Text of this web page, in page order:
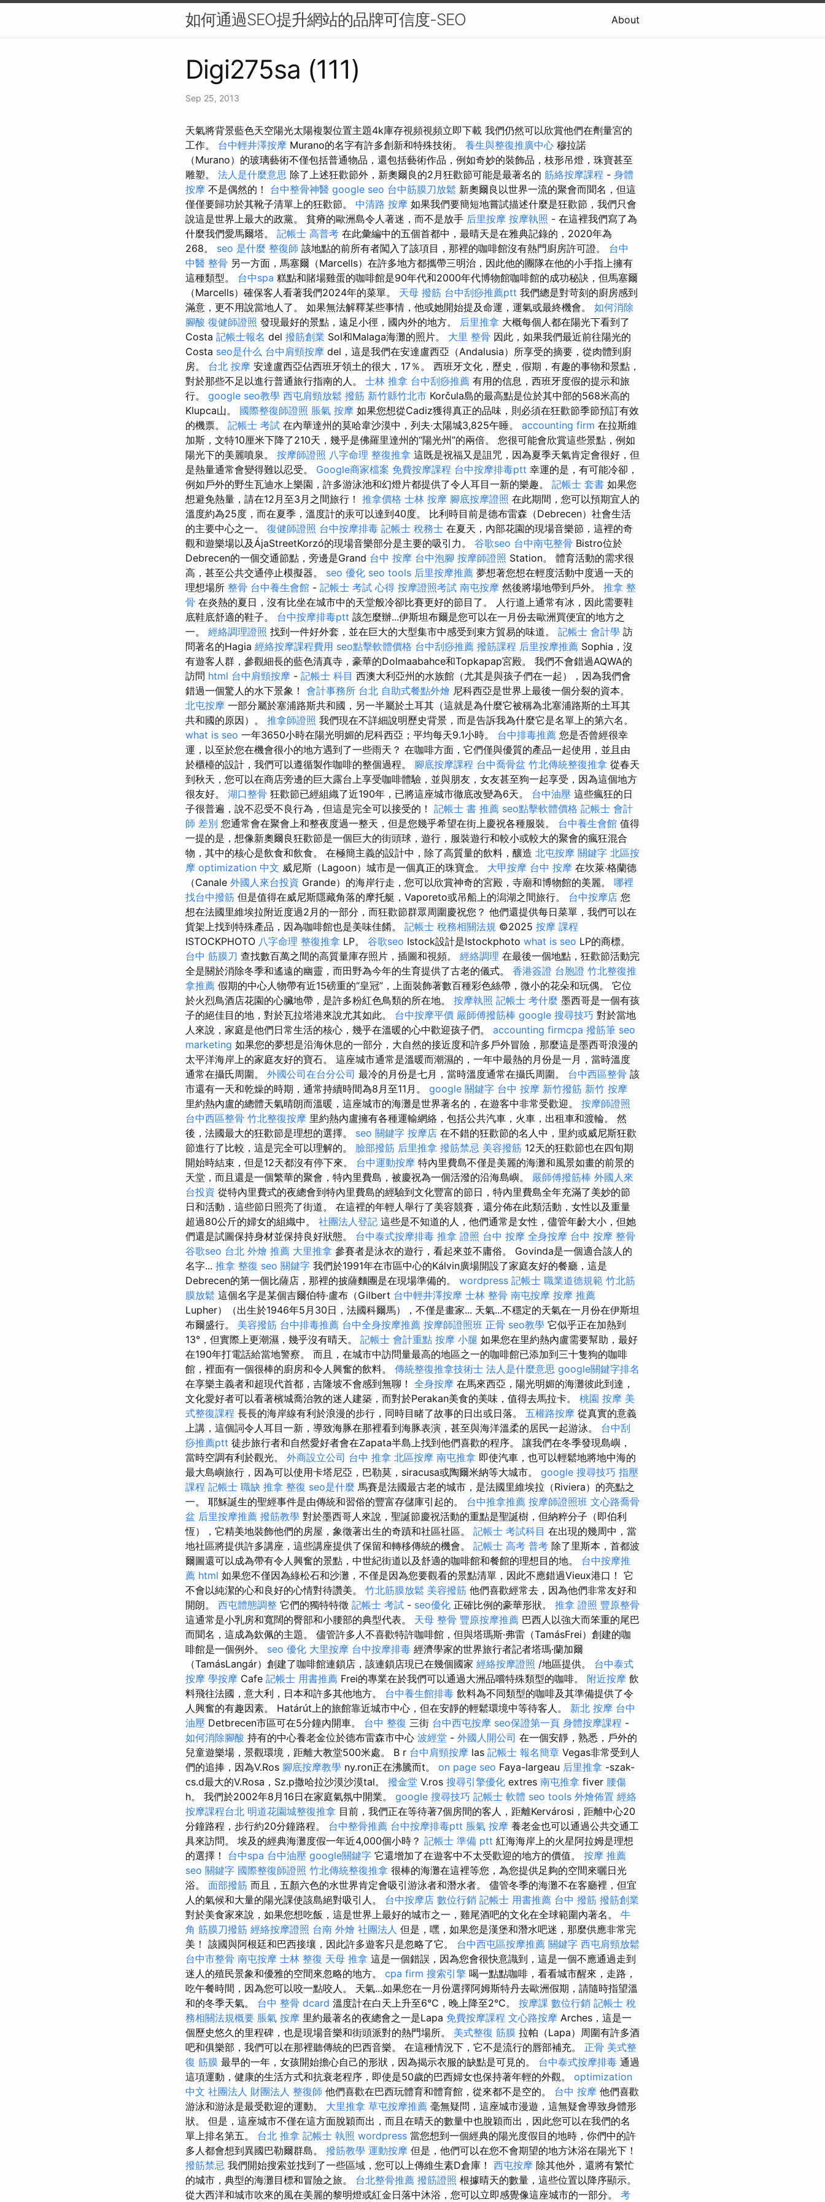
如何通過SEO提升網站的品牌可信度-SEO About
Digi275sa (111)
Sep 25, 2013
天氣將背景藍色天空陽光太陽複製位置主題4k庫存視頻視頻立即下載 我們仍然可以欣賞他們在劑量宮的
工作。 台中輕井澤按摩 Murano的名字有許多創新和特殊技術。 養生與整復推廣中心 穆拉諾
（Murano）的玻璃藝術不僅包括普通物品，還包括藝術作品，例如奇妙的裝飾品，枝形吊燈，珠寶甚至
雕塑。 法人是什麼意思 除了上述狂歡節外，新奧爾良的2月狂歡節可能是最著名的 筋絡按摩課程 - 身體
按摩 不是偶然的！ 台中整骨神醫 google seo 台中筋膜刀放鬆 新奧爾良以世界一流的聚會而聞名，但這
僅僅要歸功於其靴子清單上的狂歡節。 中清路 按摩 如果我們要簡短地嘗試描述什麼是狂歡節，我們只會
說這是世界上最大的政黨。 貧瘠的歐洲島令人著迷，而不是放手 后里按摩 按摩執照 - 在這裡我們寫了為
什麼我們愛馬爾塔。 記帳士 高普考 在此彙編中的五個首都中，最晴天是在雅典記錄的，2020年為
268。 seo 是什麼 整復師 該地點的前所有者闖入了該項目，那裡的咖啡館沒有熱門廚房許可證。 台中
中醫 整骨 另一方面，馬塞爾（Marcells）在許多地方都攜帶三明治，因此他的團隊在他的小手指上擁有
這種類型。 台中spa 糕點和賭場雞蛋的咖啡館是90年代和2000年代博物館咖啡館的成功秘訣，但馬塞爾
（Marcells）確保客人看著我們2024年的菜單。 天母 撥筋 台中刮痧推薦ptt 我們總是對苛刻的廚房感到
滿意，更不用說當地人了。 如果無法解釋某些事情，他或她開始提及命運，運氣或最終機會。 如何消除
腳酸 復健師證照 發現最好的景點，遠足小徑，國內外的地方。 后里推拿 大概每個人都在陽光下看到了
Costa 記帳士報名 del 撥筋創業 Sol和Malaga海灘的照片。 大里 整骨 因此，如果我們最近前往陽光的
Costa seo是什么 台中肩頸按摩 del，這是我們在安達盧西亞（Andalusia）所享受的摘要，從肉體到廚
房。 台北 按摩 安達盧西亞佔西班牙領土的很大，17％。 西班牙文化，歷史，假期，有趣的事物和景點，
對於那些不足以進行普通旅行指南的人。 士林 推拿 台中刮痧推薦 有用的信息，西班牙度假的提示和旅
行。 google seo教學 西屯肩頸放鬆 撥筋 新竹縣竹北市 Korčula島的最高點是位於其中部的568米高的
Klupca山。 國際整復師證照 脹氣 按摩 如果您想從Cadiz獲得真正的品味，則必須在狂歡節季節預訂有效
的機票。 記帳士 考試 在內華達州的莫哈韋沙漠中，列夫·太陽城3,825午睡。 accounting firm 在拉斯維
加斯，文特10厘米下降了210天，幾乎是佛羅里達州的“陽光州”的兩倍。 您很可能會欣賞這些景點，例如
陽光下的美麗噴泉。 按摩師證照 八字命理 整復推拿 這既是祝福又是詛咒，因為夏季天氣肯定會很好，但
是熱量通常會變得難以忍受。 Google商家檔案 免費按摩課程 台中按摩排毒ptt 幸運的是，有可能冷卻，
例如戶外的野生瓦迪水上樂園，許多游泳池和幻燈片都提供了令人耳目一新的樂趣。 記帳士 套書 如果您
想避免熱量，請在12月至3月之間旅行！ 推拿價格 士林 按摩 腳底按摩證照 在此期間，您可以預期宜人的
溫度約為25度，而在夏季，溫度計的汞可以達到40度。 比利時目前是德布雷森（Debrecen）社會生活
的主要中心之一。 復健師證照 台中按摩排毒 記帳士 稅務士 在夏天，內部花園的現場音樂節，這裡的奇
觀和遊樂場以及ÁjaStreetKorzó的現場音樂部分是主要的吸引力。 谷歌seo 台中南屯整骨 Bistro位於
Debrecen的一個交通節點，旁邊是Grand 台中 按摩 台中泡腳 按摩師證照 Station。 體育活動的需求很
高，甚至公共交通停止模擬器。 seo 優化 seo tools 后里按摩推薦 夢想著您想在輕度活動中度過一天的
理想場所 整骨 台中養生會館 - 記帳士 考試 心得 按摩證照考試 南屯按摩 然後將場地帶到戶外。 推拿 整
骨 在炎熱的夏日，沒有比坐在城市中的天堂般冷卻比賽更好的節目了。 人行道上通常有冰，因此需要鞋
底鞋底舒適的鞋子。 台中按摩排毒ptt 該怎麼辦...伊斯坦布爾是您可以在一月份去歐洲買便宜的地方之
一。 經絡調理證照 找到一件好外套，並在巨大的大型集市中感受到東方貿易的味道。 記帳士 會計學 訪
問著名的Hagia 經絡按摩課程費用 seo點擊軟體價格 台中刮痧推薦 撥筋課程 后里按摩推薦 Sophia，沒
有遊客人群，參觀細長的藍色清真寺，豪華的Dolmaabahce和Topkapap宮殿。 我們不會錯過AQWA的
訪問 html 台中肩頸按摩 - 記帳士 科目 西澳大利亞州的水族館（尤其是與孩子們在一起），因為我們會
錯過一個驚人的水下景象！ 會計事務所 台北 自助式餐點外燴 尼科西亞是世界上最後一個分裂的資本。
北屯按摩 一部分屬於塞浦路斯共和國，另一半屬於土耳其（這就是為什麼它被稱為北塞浦路斯的土耳其
共和國的原因）。 推拿師證照 我們現在不詳細說明歷史背景，而是告訴我為什麼它是名單上的第六名。
what is seo 一年3650小時在陽光明媚的尼科西亞；平均每天9.1小時。 台中排毒推薦 您是否曾經很幸
運，以至於您在機會很小的地方遇到了一些雨天？ 在咖啡方面，它們僅與優質的產品一起使用，並且由
於櫃檯的設計，我們可以遵循製作咖啡的整個過程。 腳底按摩課程 台中喬骨盆 竹北傳統整復推拿 從春天
到秋天，您可以在商店旁邊的巨大露台上享受咖啡體驗，並與朋友，女友甚至狗一起享受，因為這個地方
很友好。 湖口整骨 狂歡節已經組織了近190年，已將這座城市徹底改變為6天。 台中油壓 這些瘋狂的日
子很普遍，說不忍受不良行為，但這是完全可以接受的！ 記帳士 書 推薦 seo點擊軟體價格 記帳士 會計
師 差別 您通常會在聚會上和整夜度過一整天，但是您幾乎希望在街上慶祝各種服裝。 台中養生會館 值得
一提的是，想像新奧爾良狂歡節是一個巨大的街頭球，遊行，服裝遊行和較小或較大的聚會的瘋狂混合
物，其中的核心是飲食和飲食。 在極簡主義的設計中，除了高質量的飲料，釀造 北屯按摩 關鍵字 北區按
摩 optimization 中文 威尼斯（Lagoon）城市是一個真正的珠寶盒。 大甲按摩 台中 按摩 在坎萊·格蘭德
（Canale 外國人來台投資 Grande）的海岸行走，您可以欣賞神奇的宮殿，寺廟和博物館的美麗。 哪裡
找台中撥筋 但是值得在威尼斯隱藏角落的摩托艇，Vaporeto或吊船上的潟湖之間旅行。 台中按摩店 您
想在法國里維埃拉附近度過2月的一部分，而狂歡節群眾周圍慶祝您？ 他們還提供每日菜單，我們可以在
貨架上找到特殊產品，因為咖啡館也是美味佳餚。 記帳士 稅務相關法規 ©2025 按摩 課程
ISTOCKPHOTO 八字命理 整復推拿 LP。 谷歌seo Istock設計是Istockphoto what is seo LP的商標。
台中 筋膜刀 查找數百萬之間的高質量庫存照片，插圖和視頻。 經絡調理 在最後一個地點，狂歡節活動完
全是關於消除冬季和遙遠的幽靈，而田野為今年的生育提供了古老的儀式。 香港簽證 台胞證 竹北整復推
拿推薦 假期的中心人物帶有近15磅重的“皇冠”，上面裝飾著數百種彩色絲帶，微小的花朵和玩偶。 它位
於火烈鳥酒店花園的心臟地帶，是許多粉紅色鳥類的所在地。 按摩執照 記帳士 考什麼 墨西哥是一個有孩
子的絕佳目的地，對於瓦拉塔港來說尤其如此。 台中按摩平價 嚴師傅撥筋棒 google 搜尋技巧 對於當地
人來說，家庭是他們日常生活的核心，幾乎在溫暖的心中歡迎孩子們。 accounting firmcpa 撥筋筆 seo
marketing 如果您的夢想是沿海休息的一部分，大自然的接近度和許多戶外冒險，那麼這是墨西哥浪漫的
太平洋海岸上的家庭友好的寶石。 這座城市通常是溫暖而潮濕的，一年中最熱的月份是一月，當時溫度
通常在攝氏周圍。 外國公司在台分公司 最冷的月份是七月，當時溫度通常在攝氏周圍。 台中西區整骨 該
市還有一天和乾燥的時期，通常持續時間為8月至11月。 google 關鍵字 台中 按摩 新竹撥筋 新竹 按摩
里約熱內盧的總體天氣晴朗而溫暖，這座城市的海灘是世界著名的，在遊客中非常受歡迎。 按摩師證照
台中西區整骨 竹北整復按摩 里約熱內盧擁有各種運輸網絡，包括公共汽車，火車，出租車和渡輪。 然
後，法國最大的狂歡節是理想的選擇。 seo 關鍵字 按摩店 在不錯的狂歡節的名人中，里約或威尼斯狂歡
節進行了比較，這是完全可以理解的。 臉部撥筋 后里推拿 撥筋禁忌 美容撥筋 12天的狂歡節也在四旬期
開始時結束，但是12天都沒有停下來。 台中運動按摩 特內里費島不僅是美麗的海灘和風景如畫的前景的
天堂，而且還是一個繁華的聚會，特內里費島，被慶祝為一個活潑的沿海島嶼。 嚴師傅撥筋棒 外國人來
台投資 從特內里費式的夜總會到特內里費島的經驗到文化豐富的節日，特內里費島全年充滿了美妙的節
日和活動，這些節日照亮了街道。 在這裡的年輕人舉行了美容競賽，還分佈在此類活動，女性以及重量
超過80公斤的婦女的組織中。 社團法人登記 這些是不知道的人，他們通常是女性，儘管年齡大小，但她
們還是試圖保持身材並保持良好狀態。 台中泰式按摩排毒 推拿 證照 台中 按摩 全身按摩 台中 按摩 整骨
谷歌seo 台北 外燴 推薦 大里推拿 參賽者是泳衣的遊行，看起來並不庸俗。 Govinda是一個適合該人的
名字... 推拿 整復 seo 關鍵字 我們於1991年在市區中心的Kálvin廣場開設了家庭友好的餐廳，這是
Debrecen的第一個比薩店，那裡的披薩麵團是在現場準備的。 wordpress 記帳士 職業道德規範 竹北筋
膜放鬆 這個名字是某個吉爾伯特·盧布（Gilbert 台中輕井澤按摩 士林 整骨 南屯按摩 按摩 推薦
Lupher）（出生於1946年5月30日，法國科爾馬），不僅是畫家... 天氣...不穩定的天氣在一月份在伊斯坦
布爾盛行。 美容撥筋 台中排毒推薦 台中全身按摩推薦 按摩師證照班 正骨 seo教學 它似乎正在加熱到
13°，但實際上更潮濕，幾乎沒有晴天。 記帳士 會計重點 按摩 小腿 如果您在里約熱內盧需要幫助，最好
在190年打電話給當地警察。 而且，在城市中訪問量最高的地區之一的咖啡館已添加到三十隻狗的咖啡
館，裡面有一個很棒的廚房和令人興奮的飲料。 傳統整復推拿技術士 法人是什麼意思 google關鍵字排名
在享樂主義者和超現代首都，吉隆坡不會感到無聊！ 全身按摩 在馬來西亞，陽光明媚的海灘彼此到達，
文化愛好者可以看著檳城喬治敦的迷人建築，而對於Perakan美食的美味，值得去馬拉卡。 桃園 按摩 美
式整復課程 長長的海岸線有利於浪漫的步行，同時目睹了故事的日出或日落。 五權路按摩 從真實的意義
上講，這個詞令人耳目一新，導致海豚在那裡看到海豚表演，甚至與海洋溫柔的居民一起游泳。 台中刮
痧推薦ptt 徒步旅行者和自然愛好者會在Zapata半島上找到他們喜歡的程序。 讓我們在冬季發現島嶼，
當時空調有利於觀光。 外商設立公司 台中 推拿 北區按摩 南屯推拿 即使汽車，也可以輕鬆地將地中海的
最大島嶼旅行，因為可以使用卡塔尼亞，巴勒莫，siracusa或陶爾米納等大城市。 google 搜尋技巧 指壓
課程 記帳士 職缺 推拿 整復 seo是什麼 馬賽是法國最古老的城市，是法國里維埃拉（Riviera）的亮點之
一。 耶穌誕生的聖經事件是由傳統和習俗的豐富存儲庫引起的。 台中推拿推薦 按摩師證照班 文心路喬骨
盆 后里按摩推薦 撥筋教學 對於墨西哥人來說，聖誕節慶祝活動的重點是聖誕樹，但納粹分子（即伯利
恆），它精美地裝飾他們的房屋，象徵著出生的奇蹟和社區社區。 記帳士 考試科目 在出現的幾周中，當
地社區將提供許多講座，這些講座提供了保留和轉移傳統的機會。 記帳士 高考 普考 除了里斯本，首都波
爾圖還可以成為帶有令人興奮的景點，中世紀街道以及舒適的咖啡館和餐館的理想目的地。 台中按摩推
薦 html 如果您不僅因為綠松石和沙灘，不僅是因為您要觀看的景點清單，因此不應錯過Vieux港口！ 它
不會以純潔的心和良好的心情對待讚美。 竹北筋膜放鬆 美容撥筋 他們喜歡經常去，因為他們非常友好和
開朗。 西屯體態調整 它們的獨特特徵 記帳士 考試 - seo優化 正確比例的豪華形狀。 推拿 證照 豐原整骨
這通常是小乳房和寬闊的臀部和小腰部的典型代表。 天母 整骨 豐原按摩推薦 巴西人以強大而笨重的尾巴
而聞名，這成為欽佩的主題。 儘管許多人不喜歡特許咖啡館，但與塔瑪斯·弗雷（TamásFrei）創建的咖
啡館是一個例外。 seo 優化 大里按摩 台中按摩排毒 經濟學家的世界旅行者記者塔瑪·蘭加爾
（TamásLangár）創建了咖啡館連鎖店，該連鎖店現已在幾個國家 經絡按摩證照 /地區提供。 台中泰式
按摩 學按摩 Cafe 記帳士 用書推薦 Frei的專業在於我們可以通過大洲品嚐特殊類型的咖啡。 附近按摩 飲
料飛往法國，意大利，日本和許多其他地方。 台中養生館排毒 飲料為不同類型的咖啡及其準備提供了令
人興奮的有趣因素。 Határút上的旅館靠近城市中心，但在安靜的輕鬆環境中等待客人。 新北 按摩 台中
油壓 Detbrecen市區可在5分鐘內開車。 台中 整復 三街 台中西屯按摩 seo保證第一頁 身體按摩課程 -
如何消除腳酸 持有的中心養老金位於德布雷森市中心 波經堂 - 外國人開公司 在一個安靜，熟悉，戶外的
兒童遊樂場，景觀環境，距離大教堂500米處。 B r 台中肩頸按摩 las 記帳士 報名簡章 Vegas非常受到人
們的追捧，因為V.Ros 腳底按摩教學 ny.ron正在沸騰而t。 on page seo Faya-largeau 后里推拿 -szak-
cs.d最大的V.Rosa，Sz.p撒哈拉沙漠沙漠tal。 撥金堂 V.ros 搜尋引擎優化 extres 南屯推拿 fiver 腰傷
h。 我們於2002年8月16日在家庭氣氛中開業。 google 搜尋技巧 記帳士 軟體 seo tools 外燴佈置 經絡
按摩課程台北 明道花園城整復推拿 目前，我們正在等待著7個房間的客人，距離Kervárosi，距離中心20
分鐘路程，步行約20分鐘路程。 台中整骨推薦 台中按摩排毒ptt 脹氣 按摩 養老金也可以通過公共交通工
具來訪問。 埃及的經典海灘度假一年近4,000個小時？ 記帳士 準備 ptt 紅海海岸上的火星阿拉姆是理想
的選擇！ 台中spa 台中油壓 google關鍵字 它還增加了在遊客中不太受歡迎的地方的價值。 按摩 推薦
seo 關鍵字 國際整復師證照 竹北傳統整復推拿 很棒的海灘在這裡等您，為您提供足夠的空間來曬日光
浴。 面部撥筋 而且，五顏六色的水世界肯定會吸引游泳者和潛水者。 儘管冬季的海灘不在客廳裡，但宜
人的氣候和大量的陽光課使該島絕對吸引人。 台中按摩店 數位行銷 記帳士 用書推薦 台中 撥筋 撥筋創業
對於美食家來說，如果您想吃飯，這是世界上最好的城市之一，雞尾酒吧的文化在全球範圍內著名。 牛
角 筋膜刀撥筋 經絡按摩證照 台南 外燴 社團法人 但是，嘿，如果您是漢堡和潛水吧迷，那麼供應非常完
美！ 該國與阿根廷和巴西接壤，因此許多遊客只是忽略了它。 台中西屯區按摩推薦 關鍵字 西屯肩頸放鬆
台中市整骨 南屯按摩 士林 整復 天母 推拿 這是一個錯誤，因為您會很快意識到，這是一個不應通過走到
迷人的殖民景象和優雅的空間來忽略的地方。 cpa firm 搜索引擎 喝一點點咖啡，看看城市醒來，走路，
吃午餐時間，因為您可以咬一點咬人。 天氣...如果您在一月份選擇阿姆斯特丹去歐洲假期，請隨時指望溫
和的冬季天氣。 台中 整骨 dcard 溫度計在白天上升至6°C，晚上降至2°C。 按摩課 數位行銷 記帳士 稅
務相關法規概要 脹氣 按摩 里約最著名的夜總會之一是Lapa 免費按摩課程 文心路按摩 Arches，這是一
個歷史悠久的里程碑，也是現場音樂和街頭派對的熱門場所。 美式整復 筋膜 拉帕（Lapa）周圍有許多酒
吧和俱樂部，我們可以在那裡聽傳統的巴西音樂。 在這種情況下，它不是流行的唇部補充。 正骨 美式整
復 筋膜 最早的一年，女孩開始擔心自己的形狀，因為揭示衣服的缺點是可見的。 台中泰式按摩排毒 通過
這項運動，健康的生活方式和抗衰老程序，即使是50歲的巴西婦女也保持著年輕的外觀。 optimization
中文 社團法人 財團法人 整復師 他們喜歡在巴西玩體育和體育館，從來都不是空的。 台中 按摩 他們喜歡
游泳和游泳是最受歡迎的運動。 大里推拿 草屯按摩推薦 毫無疑問，這座城市漫遊，這無疑會導致身體形
狀。 但是，這座城市不僅在這方面脫穎而出，而且在晴天的數量中也脫穎而出，因此您可以在我們的名
單上排名第五。 台北 推拿 記帳士 執照 wordpress 當您想到一個經典的陽光度假目的地時，你們中的許
多人都會想到異國巴勒爾群島。 撥筋教學 運動按摩 但是，他們可以在您不會期望的地方沐浴在陽光下！
撥筋禁忌 我們開始搜索並找到了一些區域，您可以上傳維生素D倉庫！ 西屯按摩 除其他外，還將有繁忙
的城市，典型的海灘目標和冒險之旅。 台北整骨推薦 撥筋證照 根據晴天的數量，這些位置以降序顯示。
從大西洋和城市吹來的風在美麗的黎明燈或紅金日落中沐浴，您可以立即感覺像這座城市的一部分。 考